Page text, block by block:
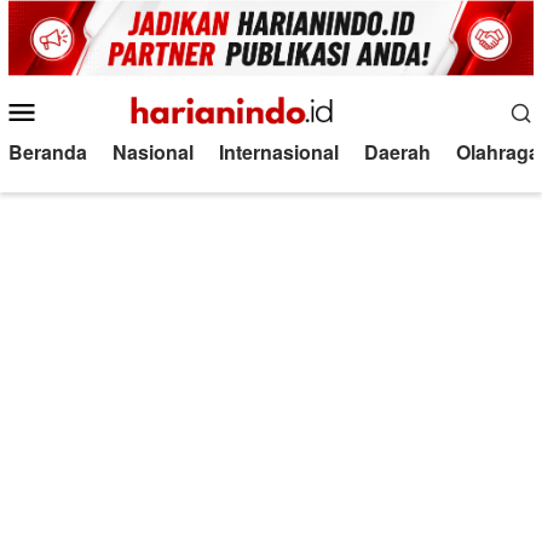
Loncat
ke
konten
Mobile
Beranda Nasional Internasional Daerah Olahraga